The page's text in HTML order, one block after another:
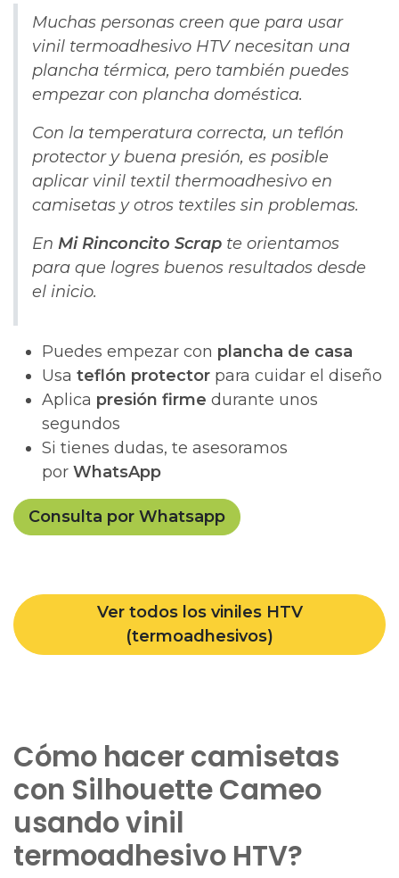
Muchas personas creen que para usar
vinil termoadhesivo HTV necesitan una
plancha térmica, pero también puedes
empezar con plancha doméstica.
Con la temperatura correcta, un teflón
protector y buena presión, es posible
aplicar vinil textil thermoadhesivo en
camisetas y otros textiles sin problemas.
En Mi Rinconcito Scrap te orientamos
para que logres buenos resultados desde
el inicio.
Puedes empezar con plancha de casa
Usa teflón protector para cuidar el diseño
Aplica presión firme durante unos
segundos
Si tienes dudas, te asesoramos
por WhatsApp
Consulta por Whatsapp
Ver todos los viniles HTV
(termoadhesivos)
Cómo hacer camisetas
con Silhouette Cameo
usando vinil
termoadhesivo HTV?